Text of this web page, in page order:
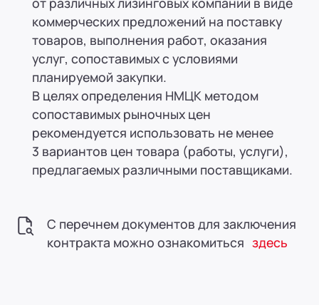
коммерческих предложений на поставку
товаров, выполнения работ, оказания
услуг, сопоставимых с условиями
планируемой закупки.
В целях определения НМЦК методом
сопоставимых рыночных цен
рекомендуется использовать не менее
3 вариантов цен товара (работы, услуги),
предлагаемых различными поставщиками.
С перечнем документов для заключения
контракта можно ознакомиться здесь